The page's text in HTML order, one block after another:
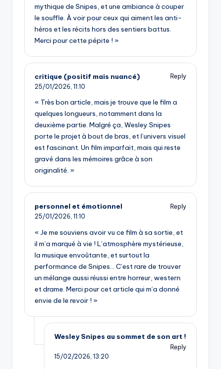
mythique de Snipes, et une ambiance à couper
le souffle. À voir pour ceux qui aiment les anti-
héros et les récits hors des sentiers battus.
Merci pour cette pépite ! »
critique (positif mais nuancé)
Reply
25/01/2026, 11:10
« Très bon article, mais je trouve que le film a
quelques longueurs, notamment dans la
deuxième partie. Malgré ça, Wesley Snipes
porte le projet à bout de bras, et l’univers visuel
est fascinant. Un film imparfait, mais qui reste
gravé dans les mémoires grâce à son
originalité. »
personnel et émotionnel
Reply
25/01/2026, 11:10
« Je me souviens avoir vu ce film à sa sortie, et
il m’a marqué à vie ! L’atmosphère mystérieuse,
la musique envoûtante, et surtout la
performance de Snipes… C’est rare de trouver
un mélange aussi réussi entre horreur, western
et drame. Merci pour cet article qui m’a donné
envie de le revoir ! »
Wesley Snipes au sommet de son art !
Reply
15/02/2026, 13:20